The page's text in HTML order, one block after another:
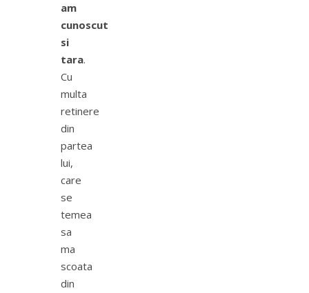
am
cunoscut
si
tara.
Cu
multa
retinere
din
partea
lui,
care
se
temea
sa
ma
scoata
din